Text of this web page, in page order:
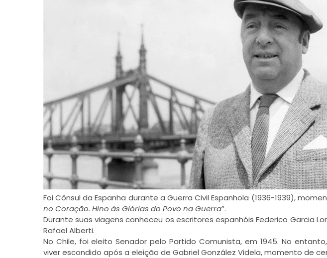
Foi Cônsul da Espanha durante a Guerra Civil Espanhola (1936-1939),
no Coração. Hino às Glórias do Povo na Guerra”.
Durante suas viagens conheceu os escritores espanhóis Federico Garcia
Rafael Alberti.
No Chile, foi eleito Senador pelo Partido Comunista, em 1945. No
viver escondido após a eleição de Gabriel González Videla, momento de